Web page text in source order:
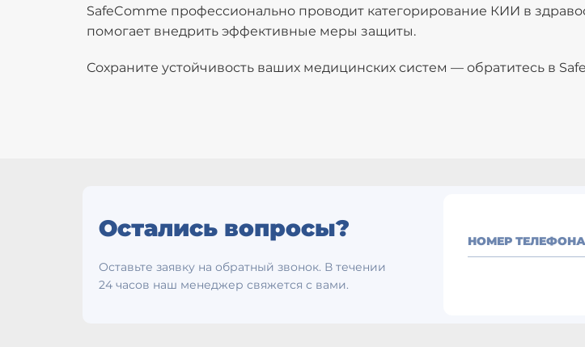
SafeComme профессионально проводит категорирование КИИ в
помогает внедрить эффективные меры защиты.
Сохраните устойчивость ваших медицинских систем — обратитесь в
Остались вопросы?
Оставьте заявку на обратный звонок. В течении
24 часов наш менеджер свяжется с вами.
НОМЕР